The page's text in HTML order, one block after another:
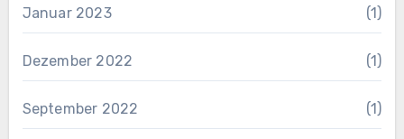
Januar 2023 (1)
Dezember 2022 (1)
September 2022 (1)